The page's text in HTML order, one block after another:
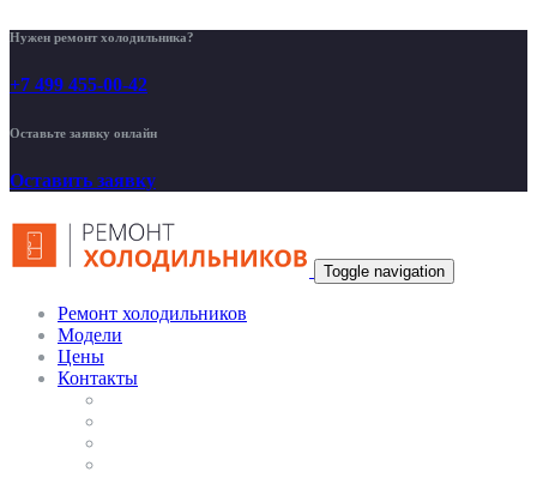
Нужен ремонт холодильника?
+7 499 455-00-42
Оставьте заявку онлайн
Оставить заявку
Toggle navigation
Ремонт холодильников
Модели
Цены
Контакты